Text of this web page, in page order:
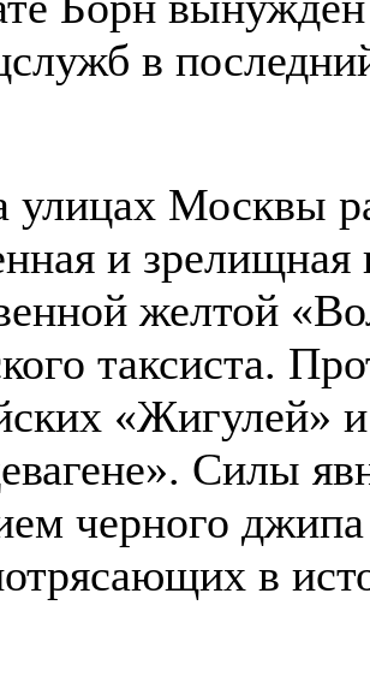
в
улицах Москвы
и зрелищная
желтой
таксиста.
«Жигулей»
Силы
черного
в